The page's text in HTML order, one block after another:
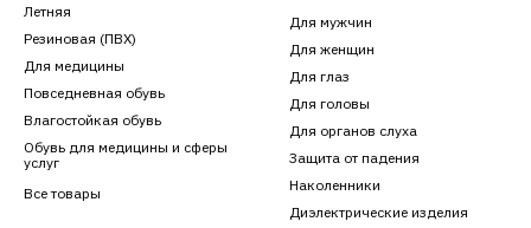
Летняя
Резиновая (ПВХ)
Для медицины
Повседневная обувь
Влагостойкая обувь
Обувь для медицины и сферы
услуг
Все товары
Для мужчин
Для женщин
Для глаз
Для головы
Для органов слуха
Защита от падения
Наколенники
Диэлектрические изделия